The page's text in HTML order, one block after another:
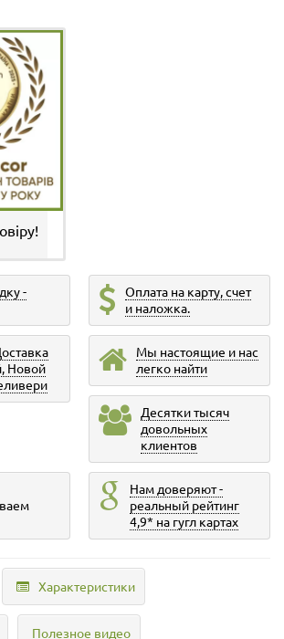
-
Оплата на карту, счет
и наложка.
Новой
Мы настоящие и нас
легко найти
Десятки тысяч
довольных
клиентов
Нам доверяют -
реальный рейтинг
4,9* на гугл картах
Характеристики
Полезное видео